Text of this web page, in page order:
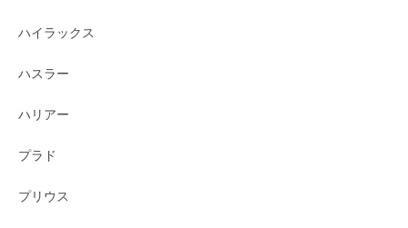
ハイラックス
ハスラー
ハリアー
プラド
プリウス